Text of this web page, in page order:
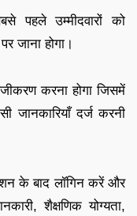
पहले उम्मीदवारों को
जाना होगा।
करना होगा जिसमें
जानकारियाँ दर्ज करनी
के बाद लॉगिन करें और
शैक्षणिक योग्यता,